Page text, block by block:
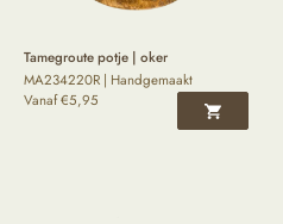
Tamegroute potje | oker
MA234220R | Handgemaakt
Vanaf€5,95